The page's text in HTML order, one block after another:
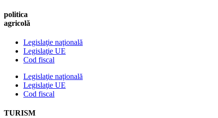
politica
agricolă
Legislaţie naţională
Legislaţie UE
Cod fiscal
Legislaţie naţională
Legislaţie UE
Cod fiscal
TURISM